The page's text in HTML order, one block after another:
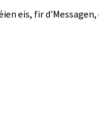
eis, fir